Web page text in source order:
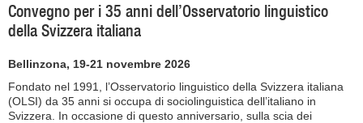
Convegno per i 35 anni dell’Osservatorio linguistico
della Svizzera italiana
Bellinzona, 19-21 novembre 2026
Fondato nel 1991, l’Osservatorio linguistico della Svizzera italiana
(OLSI) da 35 anni si occupa di sociolinguistica dell’italiano in
Svizzera. In occasione di questo anniversario, sulla scia dei